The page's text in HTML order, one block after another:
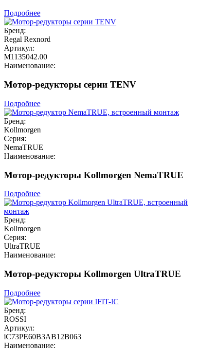
Подробнее
Бренд:
Regal Rexnord
Артикул:
М1135042.00
Наименование:
Мотор-редукторы серии TENV
Подробнее
Бренд:
Kollmorgen
Серия:
NemaTRUE
Наименование:
Мотор-редукторы Kollmorgen NemaTRUE
Подробнее
Бренд:
Kollmorgen
Серия:
UltraTRUE
Наименование:
Мотор-редукторы Kollmorgen UltraTRUE
Подробнее
Бренд:
ROSSI
Артикул:
iC73PE60B3AB12B063
Наименование: